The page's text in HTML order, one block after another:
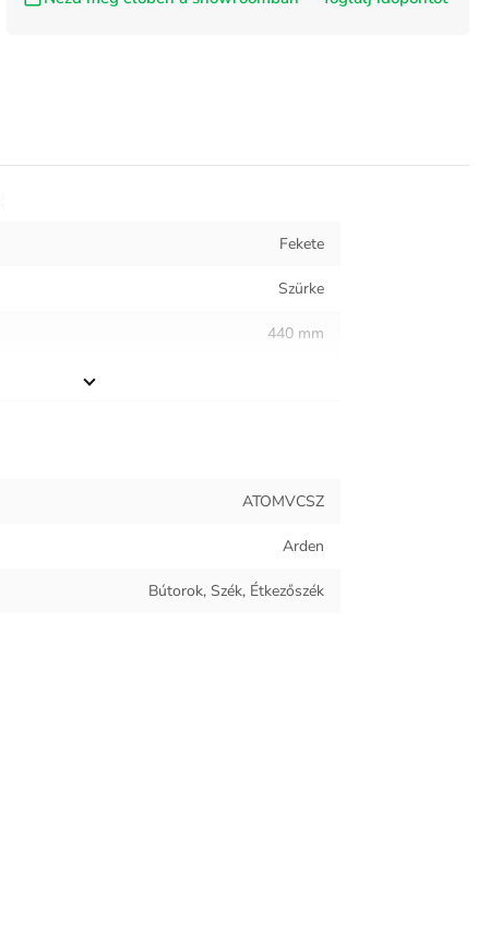
Fekete
Szürke
440 mm
Fém
Bársony
ATOMVCSZ
Arden
Bútorok, Szék, Étkezőszék